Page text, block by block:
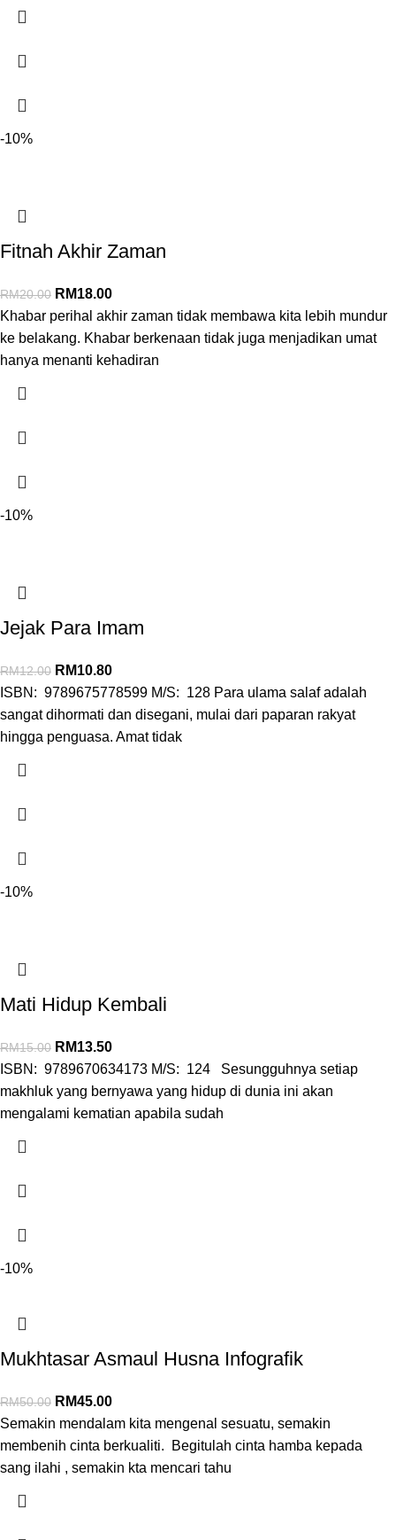
-10%
Fitnah Akhir Zaman
RM20.00 RM18.00
Khabar perihal akhir zaman tidak membawa kita lebih mundur
ke belakang. Khabar berkenaan tidak juga menjadikan umat
hanya menanti kehadiran
-10%
Jejak Para Imam
RM12.00 RM10.80
ISBN: 9789675778599 M/S: 128 Para ulama salaf adalah
sangat dihormati dan disegani, mulai dari paparan rakyat
hingga penguasa. Amat tidak
-10%
Mati Hidup Kembali
RM15.00 RM13.50
ISBN: 9789670634173 M/S: 124 Sesungguhnya setiap
makhluk yang bernyawa yang hidup di dunia ini akan
mengalami kematian apabila sudah
-10%
Mukhtasar Asmaul Husna Infografik
RM50.00 RM45.00
Semakin mendalam kita mengenal sesuatu, semakin
membenih cinta berkualiti. Begitulah cinta hamba kepada
sang ilahi , semakin kta mencari tahu